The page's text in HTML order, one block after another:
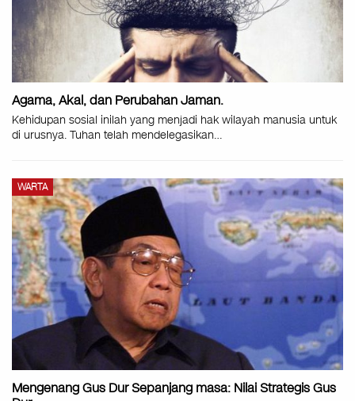
Agama, Akal, dan Perubahan Jaman.
Kehidupan sosial inilah yang menjadi hak wilayah manusia untuk
di urusnya. Tuhan telah mendelegasikan…
WARTA
Mengenang Gus Dur Sepanjang masa: Nilai Strategis Gus